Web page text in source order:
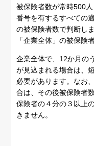
被保険者数が常時500
番号を有するすべての
の被保険者数で判断し
「企業全体」の被保険
企業全体で、12か月の
が見込まれる場合は、
必要があります。なお
合は、その後被保険者
保険者の４分の３以上
きません。